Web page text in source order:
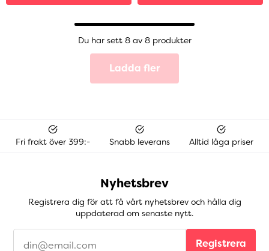
Du har sett 8 av 8 produkter
Ladda fler
Fri frakt över 399:- Snabb leverans Alltid låga priser
Nyhetsbrev
Registrera dig för att få vårt nyhetsbrev och hålla dig
uppdaterad om senaste nytt.
Registrera